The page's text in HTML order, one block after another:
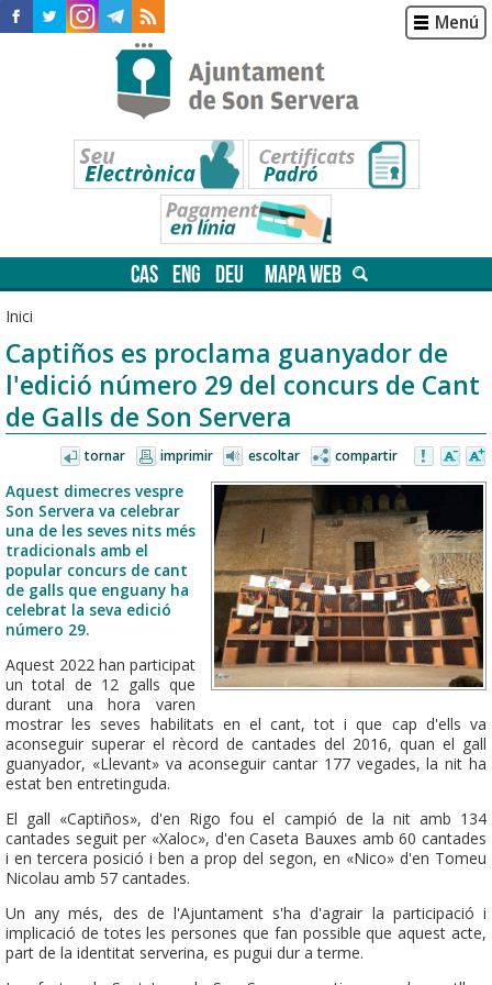
Menú
CAS ENG DEU MAPA WEB
Inici
Captiños es proclama guanyador de
l'edició número 29 del concurs de Cant
de Galls de Son Servera
tornar imprimir escoltar compartir
Aquest dimecres vespre
Son Servera va celebrar
una de les seves nits més
tradicionals amb el
popular concurs de cant
de galls que enguany ha
celebrat la seva edició
número 29.
Aquest 2022 han participat
un total de 12 galls que
durant una hora varen
mostrar les seves habilitats en el cant, tot i que cap d'ells va
aconseguir superar el rècord de cantades del 2016, quan el gall
guanyador, «Llevant» va aconseguir cantar 177 vegades, la nit ha
estat ben entretinguda.
El gall «Captiños», d'en Rigo fou el campió de la nit amb 134
cantades seguit per «Xaloc», d'en Caseta Bauxes amb 60 cantades
i en tercera posició i ben a prop del segon, en «Nico» d'en Tomeu
Nicolau amb 57 cantades.
Un any més, des de l'Ajuntament s'ha d'agrair la participació i
implicació de totes les persones que fan possible que aquest acte,
part de la identitat serverina, es pugui dur a terme.